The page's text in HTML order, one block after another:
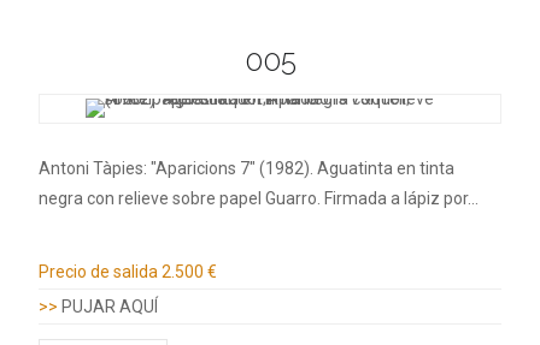
005
Antoni Tàpies: "Aparicions 7" (1982). Aguatinta en tinta
negra con relieve sobre papel Guarro. Firmada a lápiz por…
Precio de salida2.500 €
>> PUJAR AQUÍ